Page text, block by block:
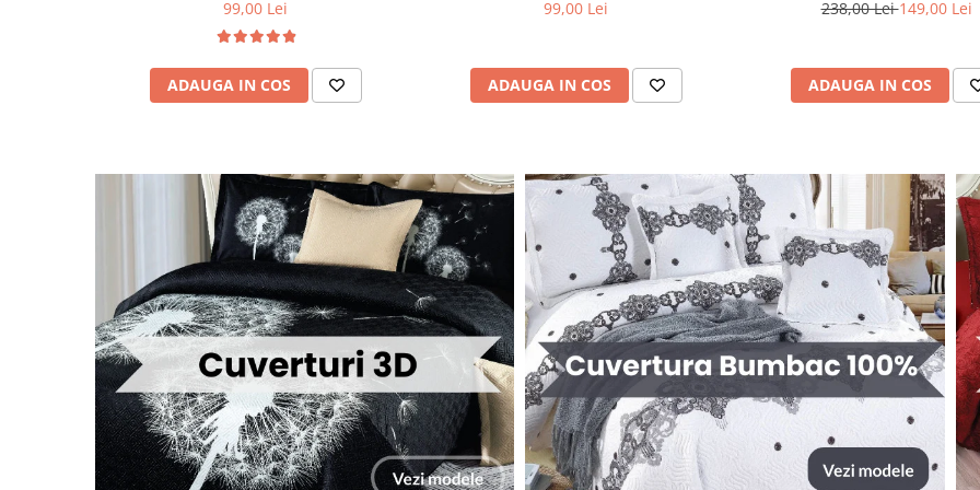
99,00 Lei
ADAUGA IN COS
99,00 Lei
ADAUGA IN COS
238,00 Lei149,00 Lei
ADAUGA IN COS